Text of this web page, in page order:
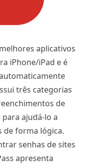
aplicativos
iPhone/iPad e é
três categorias
de
ajudá-lo a
de forma lógica.
senhas de sites
apresenta